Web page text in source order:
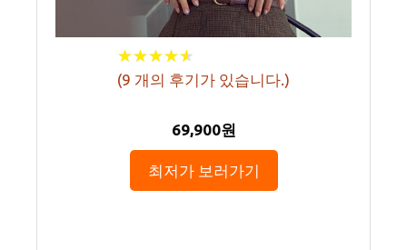
★★★★★
★★★★★
(9 개의 후기가 있습니다.)
69,900원
최저가 보러가기